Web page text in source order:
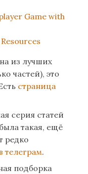
Game with
из лучших
частей), это
страница
серия статей
такая, ещё
редко
телеграм.
подборка